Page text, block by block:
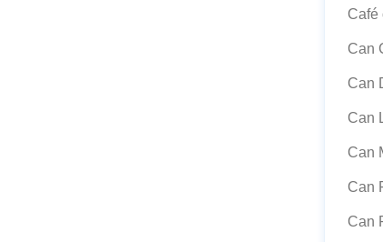
Café
Can
Can
Can
Can
Can
Can